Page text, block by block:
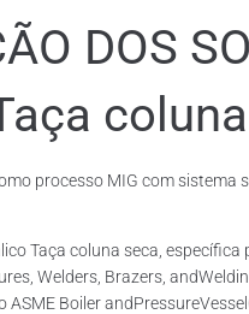
DOS
processo MIG com
Taça coluna seca,
Welders, Brazers,
Boiler